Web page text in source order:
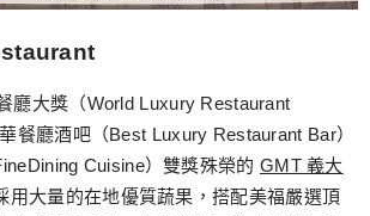
廳大獎（World Luxury Restaurant
餐廳酒吧（Best Luxury Restaurant Bar）
Cuisine）雙獎殊榮的 GMT 義大
用大量的在地優質蔬果，搭配美福嚴選頂